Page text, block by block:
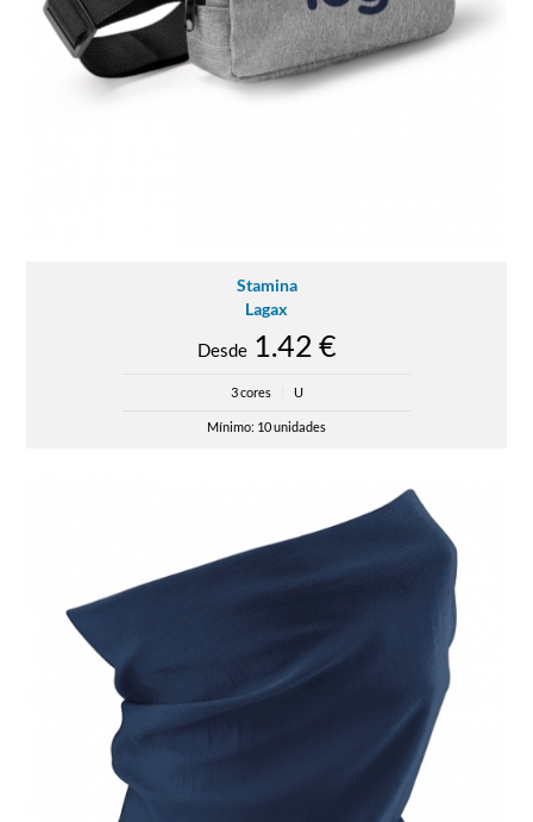
Stamina
Lagax
Desde1.42 €
3 cores U
Mínimo: 10 unidades